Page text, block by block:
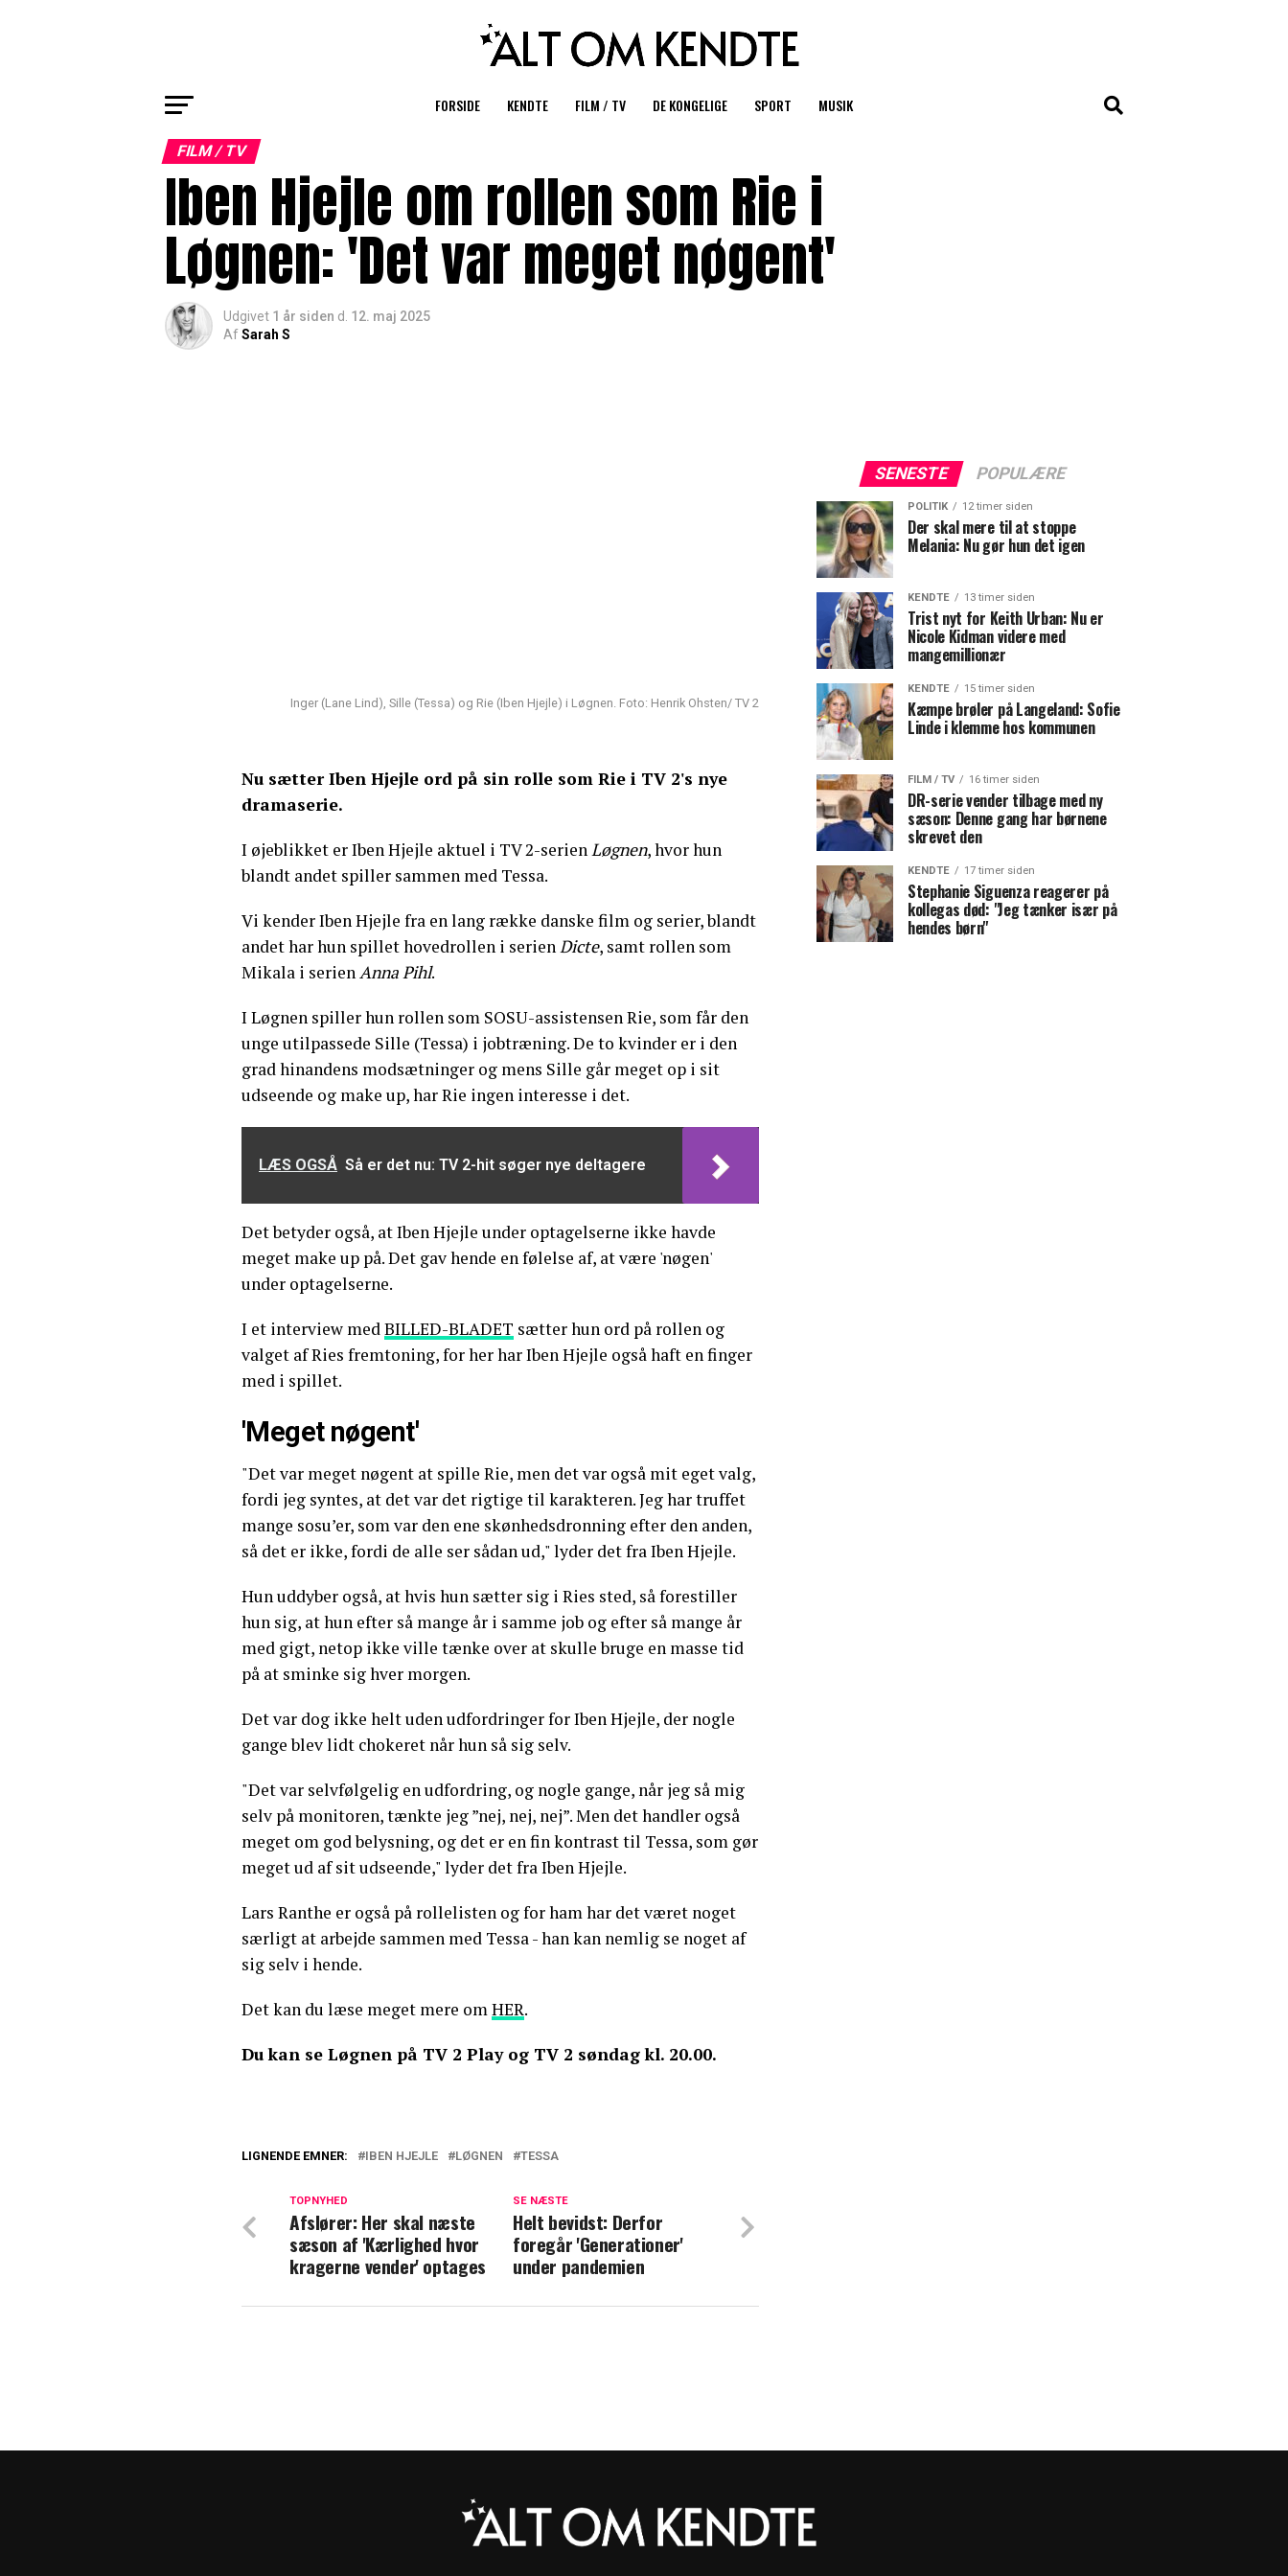
FORSIDE KENDTE FILM / TV DE KONGELIGE SPORT MUSIK
FILM / TV
Iben Hjejle om rollen som Rie i
Løgnen: 'Det var meget nøgent'
Udgivet 1 år siden d. 12. maj 2025
AfSarah S
Inger (Lane Lind), Sille (Tessa) og Rie (Iben Hjejle) i Løgnen. Foto: Henrik Ohsten/ TV 2
Nu sætter Iben Hjejle ord på sin rolle som Rie i TV 2's nye
dramaserie.
I øjeblikket er Iben Hjejle aktuel i TV 2-serienLøgnen, hvor hun
blandt andet spiller sammen med Tessa.
Vi kender Iben Hjejle fra en lang række danske film og serier, blandt
andet har hun spillet hovedrollen i serienDicte, samt rollen som
Mikala i serienAnna Pihl.
I Løgnen spiller hun rollen som SOSU-assistensen Rie, som får den
unge utilpassede Sille (Tessa) i jobtræning. De to kvinder er i den
grad hinandens modsætninger og mens Sille går meget op i sit
udseende og make up, har Rie ingen interesse i det.
LÆS OGSÅ Så er det nu: TV 2-hit søger nye deltagere
Det betyder også, at Iben Hjejle under optagelserne ikke havde
meget make up på. Det gav hende en følelse af, at være 'nøgen'
under optagelserne.
I et interview medBILLED-BLADET sætter hun ord på rollen og
valget af Ries fremtoning, for her har Iben Hjejle også haft en finger
med i spillet.
'Meget nøgent'
"Det var meget nøgent at spille Rie, men det var også mit eget valg,
fordi jeg syntes, at det var det rigtige til karakteren. Jeg har truffet
mange sosu’er, som var den ene skønhedsdronning efter den anden,
så det er ikke, fordi de alle ser sådan ud," lyder det fra Iben Hjejle.
Hun uddyber også, at hvis hun sætter sig i Ries sted, så forestiller
hun sig, at hun efter så mange år i samme job og efter så mange år
med gigt, netop ikke ville tænke over at skulle bruge en masse tid
på at sminke sig hver morgen.
Det var dog ikke helt uden udfordringer for Iben Hjejle, der nogle
gange blev lidt chokeret når hun så sig selv.
"Det var selvfølgelig en udfordring, og nogle gange, når jeg så mig
selv på monitoren, tænkte jeg ”nej, nej, nej”. Men det handler også
meget om god belysning, og det er en fin kontrast til Tessa, som gør
meget ud af sit udseende," lyder det fra Iben Hjejle.
Lars Ranthe er også på rollelisten og for ham har det været noget
særligt at arbejde sammen med Tessa - han kan nemlig se noget af
sig selv i hende.
Det kan du læse meget mere omHER.
Du kan se Løgnen på TV 2 Play og TV 2 søndag kl. 20.00.
2
TV 2 afslører: Denne dag er der premiere på 'Løgnen'
LIGNENDE EMNER: IBEN HJEJLE LØGNEN TESSA
SE NÆSTE
Helt bevidst: Derfor
foregår 'Generationer'
under pandemien
TOPNYHED
Afslører: Her skal næste
sæson af 'Kærlighed hvor
kragerne vender' optages
SENESTE POPULÆRE
POLITIK 12 timer siden
Der skal mere til at stoppe
Melania: Nu gør hun det igen
KENDTE 13 timer siden
Trist nyt for Keith Urban: Nu er
Nicole Kidman videre med
mangemillionær
KENDTE 15 timer siden
Kæmpe brøler på Langeland: Sofie
Linde i klemme hos kommunen
FILM / TV 16 timer siden
DR-serie vender tilbage med ny
sæson: Denne gang har børnene
skrevet den
KENDTE 17 timer siden
Stephanie Siguenza reagerer på
kollegas død: "Jeg tænker især på
hendes børn"